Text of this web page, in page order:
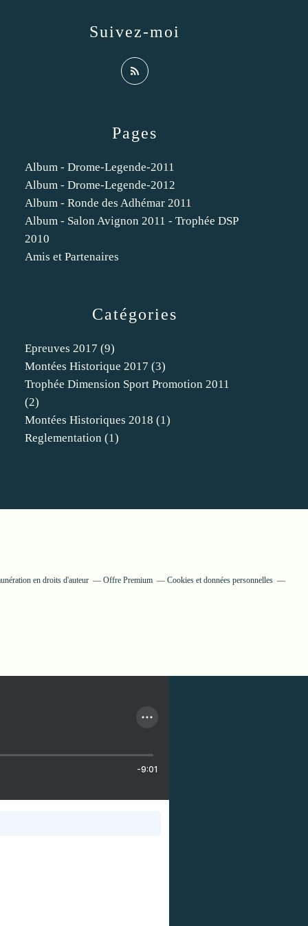
Catégories
Epreuves 2017 (9)
Montées Historique 2017 (3)
Trophée Dimension Sport Promotion 2011
(2)
Montées Historiques 2018 (1)
Reglementation (1)
Pages
Album - Drome-Legende-2011
Album - Drome-Legende-2012
Album - Ronde des Adhémar 2011
Album - Salon Avignon 2011 - Trophée DSP
2010
Amis et Partenaires
Suivez-moi
en droits d'auteur Offre Premium
Cookies et données personnelles
-9:01